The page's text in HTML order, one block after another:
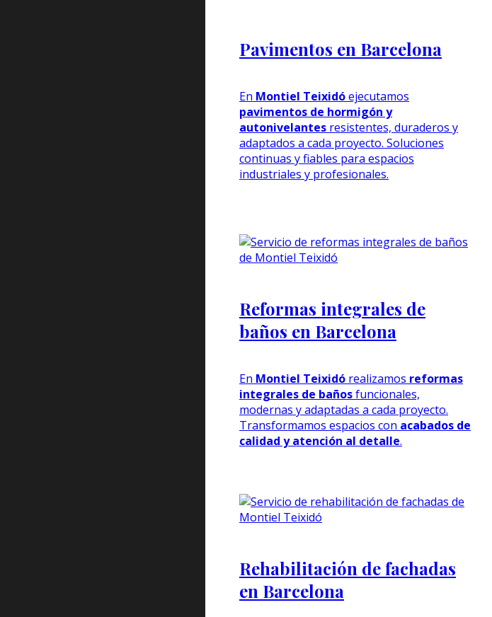
Pavimentos en Barcelona
En Montiel Teixidóejecutamos
pavimentos de hormigón y
autonivelantes resistentes, duraderos y
adaptados a cada proyecto. Soluciones
continuas y fiables para espacios
industriales y profesionales.
Reformas integrales de
baños en Barcelona
En Montiel Teixidó realizamos reformas
integrales de bañosfuncionales,
modernas y adaptadas a cada proyecto.
Transformamos espacios con acabados de
calidad y atención al detalle.
Rehabilitación de fachadas
en Barcelona